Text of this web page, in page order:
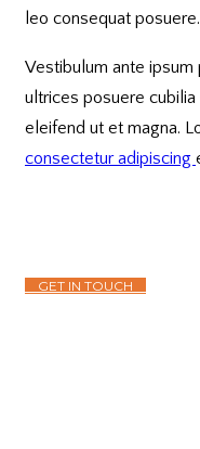
leo consequat posuere.
Vestibulum ante ipsum
ultrices posuere
eleifend ut et magna.
consectetur adipiscing
GET IN TOUCH